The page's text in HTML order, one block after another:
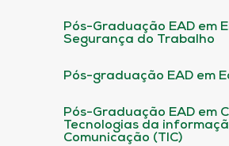
Pós-Graduação EAD em
Segurança do Trabalho
Pós-graduação EAD em
Pós-Graduação EAD em
Tecnologias da
Comunicação (TIC)